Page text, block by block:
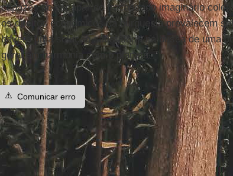
capazes de escapar do fracassado imaginário
os direitos econômicos da burguesia prevalecem
haverá uma solução satisfatória na busca de uma
geral em harmonia com o planeta.
⚠️ Comunicar erro